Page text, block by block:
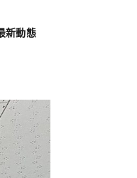
新動態